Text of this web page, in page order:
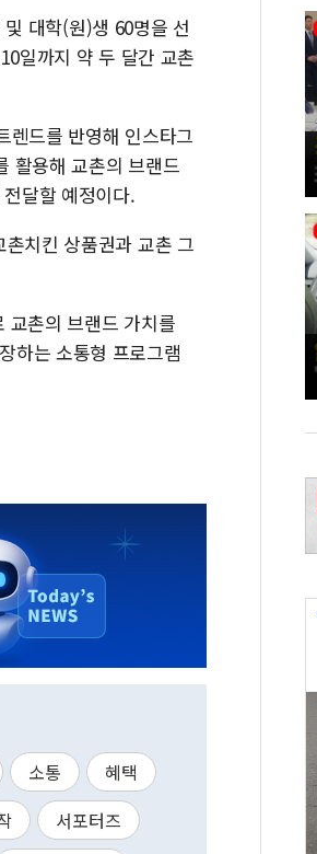
대학(원)생 60명을 선
일까지 약 두 달간 교촌
렌드를 반영해 인스타그
활용해 교촌의 브랜드
달할 예정이다.
치킨 상품권과 교촌 그
교촌의 브랜드 가치를
하는 소통형 프로그램
소통
혜택
서포터즈